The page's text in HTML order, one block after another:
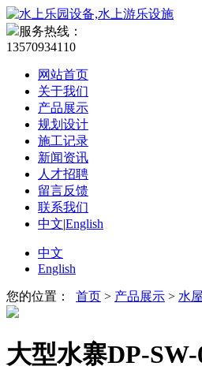
服务热线：
13570934110
网站首页
关于我们
产品展示
规划设计
施工记录
新闻资讯
人才招聘
留言反馈
联系我们
中文|English
中文
English
您的位置： 首页 > 产品展示 > 水
大型水寨DP-SW-